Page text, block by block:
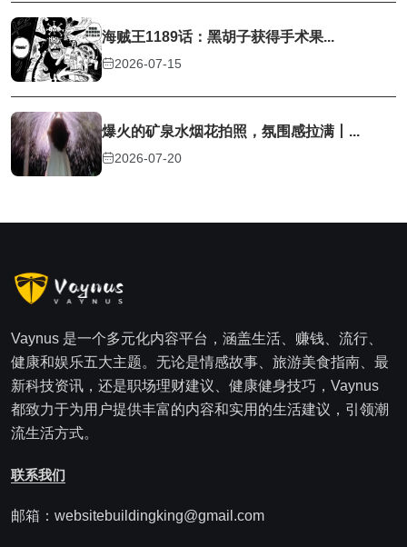
海贼王1189话：黑胡子获得手术果...
2026-07-15
爆火的矿泉水烟花拍照，氛围感拉满丨...
2026-07-20
Vaynus 是一个多元化内容平台，涵盖生活、赚钱、流行、
健康和娱乐五大主题。无论是情感故事、旅游美食指南、最
新科技资讯，还是职场理财建议、健康健身技巧，Vaynus
都致力于为用户提供丰富的内容和实用的生活建议，引领潮
流生活方式。
联系我们
邮箱：websitebuildingking@gmail.com